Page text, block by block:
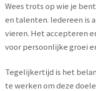
Wees trots op wie je
en talenten. Iedereen is
vieren. Het accepteren
voor persoonlijke groei
Tegelijkertijd is het
te werken om deze